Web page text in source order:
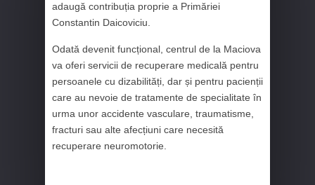
adaugă contribuția proprie a Primăriei
Constantin Daicoviciu.
Odată devenit funcțional, centrul de la Maciova
va oferi servicii de recuperare medicală pentru
persoanele cu dizabilități, dar și pentru pacienții
care au nevoie de tratamente de specialitate în
urma unor accidente vasculare, traumatisme,
fracturi sau alte afecțiuni care necesită
recuperare neuromotorie.